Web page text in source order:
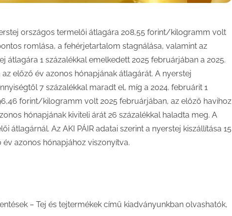
országos termelői átlagára 208,55 forint/kilogramm volt
romlása, a fehérjetartalom stagnálása, valamint az
átlagára 1 százalékkal emelkedett 2025 februárjában a 2025.
előző év azonos hónapjának átlagárát. A nyerstej
7 százalékkal maradt el, míg a 2024. februárit 1
forint/kilogramm volt 2025 februárjában, az előző havihoz
hónapjának kiviteli árát 26 százalékkal haladta meg. A
átlagárnál. Az AKI PÁIR adatai szerint a nyerstej kiszállítása 15
azonos hónapjához viszonyítva.
– Tej és tejtermékek című kiadványunkban olvashatók,